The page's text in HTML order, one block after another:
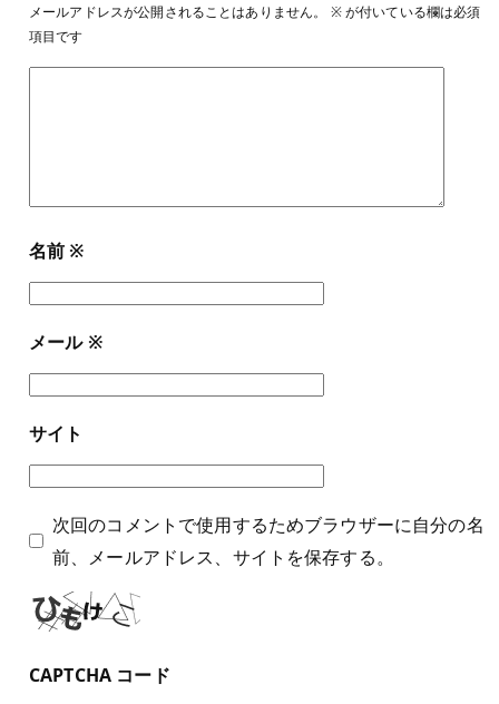
メールアドレスが公開されることはありません。 ※が付いている欄は必須
項目です
名前 ※
メール ※
サイト
次回のコメントで使用するためブラウザーに自分の名
前、メールアドレス、サイトを保存する。
CAPTCHA コード